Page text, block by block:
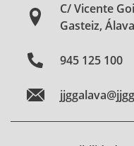
C/ Vicente
Gasteiz, Álava
945 125 100